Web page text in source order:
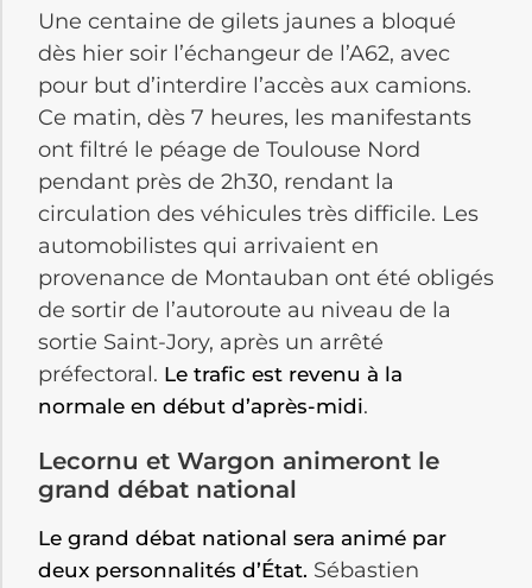
Une centaine de gilets jaunes a bloqué
dès hier soir l’échangeur de l’A62, avec
pour but d’interdire l’accès aux camions.
Ce matin, dès 7 heures, les manifestants
ont filtré le péage de Toulouse Nord
pendant près de 2h30, rendant la
circulation des véhicules très difficile. Les
automobilistes qui arrivaient en
provenance de Montauban ont été obligés
de sortir de l’autoroute au niveau de la
sortie Saint-Jory, après un arrêté
préfectoral. Le trafic est revenu à la
normale en début d’après-midi.
Lecornu et Wargon animeront le
grand débat national
Le grand débat national sera animé par
deux personnalités d’État. Sébastien